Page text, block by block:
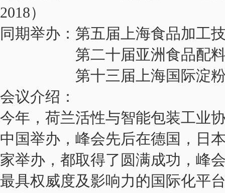
2018）
同期举办：第五届上海食品加工
第二十届亚洲食品配料
第十三届上海国际淀粉及
会议介绍：
今年，荷兰活性与智能包装工业
中国举办，峰会先后在德国，日
家举办，都取得了圆满成功，峰
最具权威度及影响力的国际化平